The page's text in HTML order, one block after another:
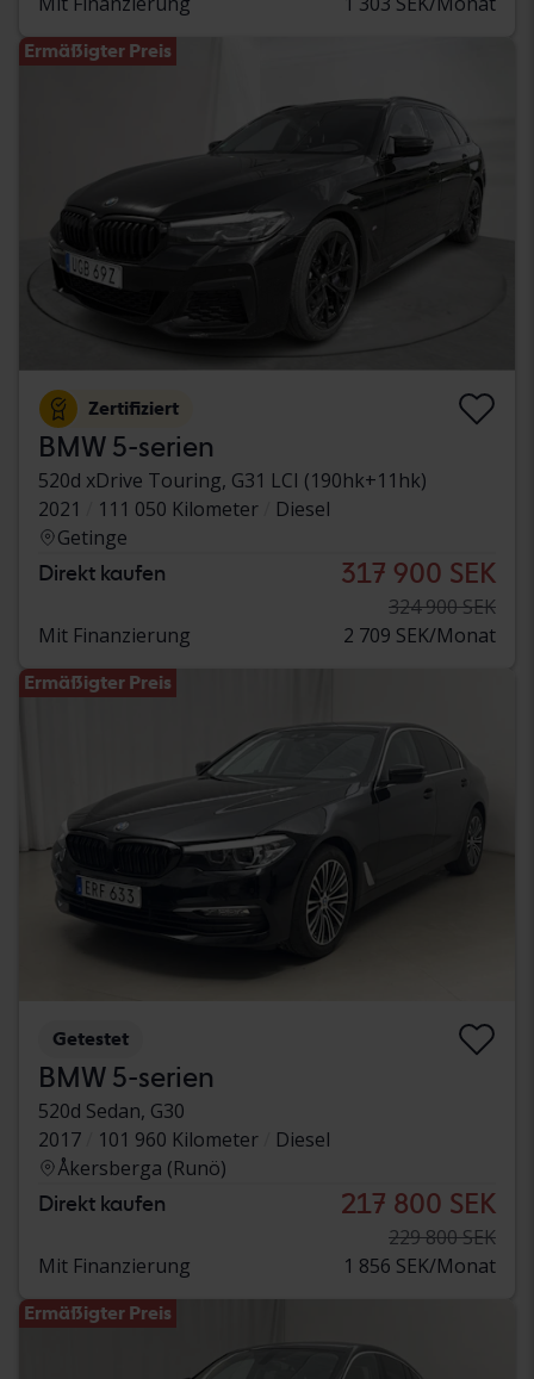
Ermäßigter Preis
Zertifiziert
BMW 5-serien
520d xDrive Touring, G31 LCI (190hk+11hk)
2021
111 050 Kilometer
Diesel
Getinge
Direkt kaufen 317 900 SEK
324 900 SEK
Mit Finanzierung
2 709 SEK/Monat
Ermäßigter Preis
Getestet
BMW 5-serien
520d Sedan, G30
2017
101 960 Kilometer
Diesel
Åkersberga (Runö)
Direkt kaufen 217 800 SEK
229 800 SEK
Mit Finanzierung
1 856 SEK/Monat
Ermäßigter Preis